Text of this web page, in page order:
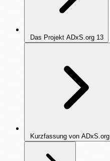
Das Projekt ADxS.org 13
Kurzfassung von ADxS.org